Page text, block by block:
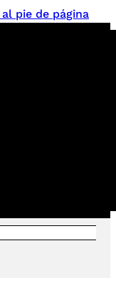
pie de página